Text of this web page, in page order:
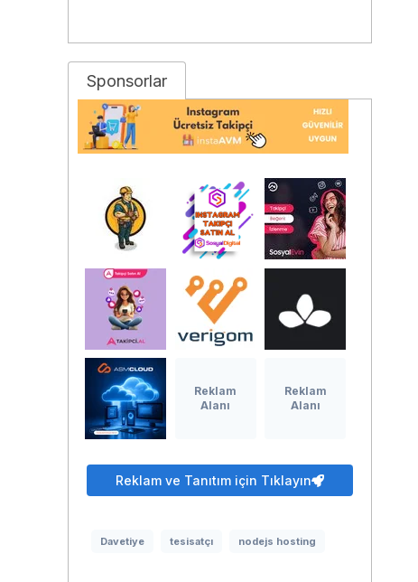
Sponsorlar
Reklam
Alanı
Reklam
Alanı
Reklam ve Tanıtım için Tıklayın
Davetiye tesisatçı nodejs hosting